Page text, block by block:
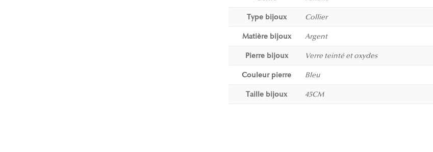
Type bijoux Collier
Matière bijoux Argent
Pierre bijoux Verre teinté et oxydes
Couleur pierre Bleu
Taille bijoux 45CM